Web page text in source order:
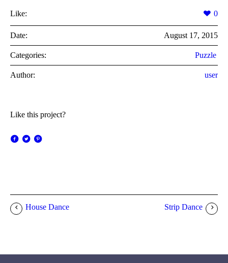
Like: 0
Date: August 17, 2015
Categories: Puzzle
Author: user
Like this project?
House Dance Strip Dance